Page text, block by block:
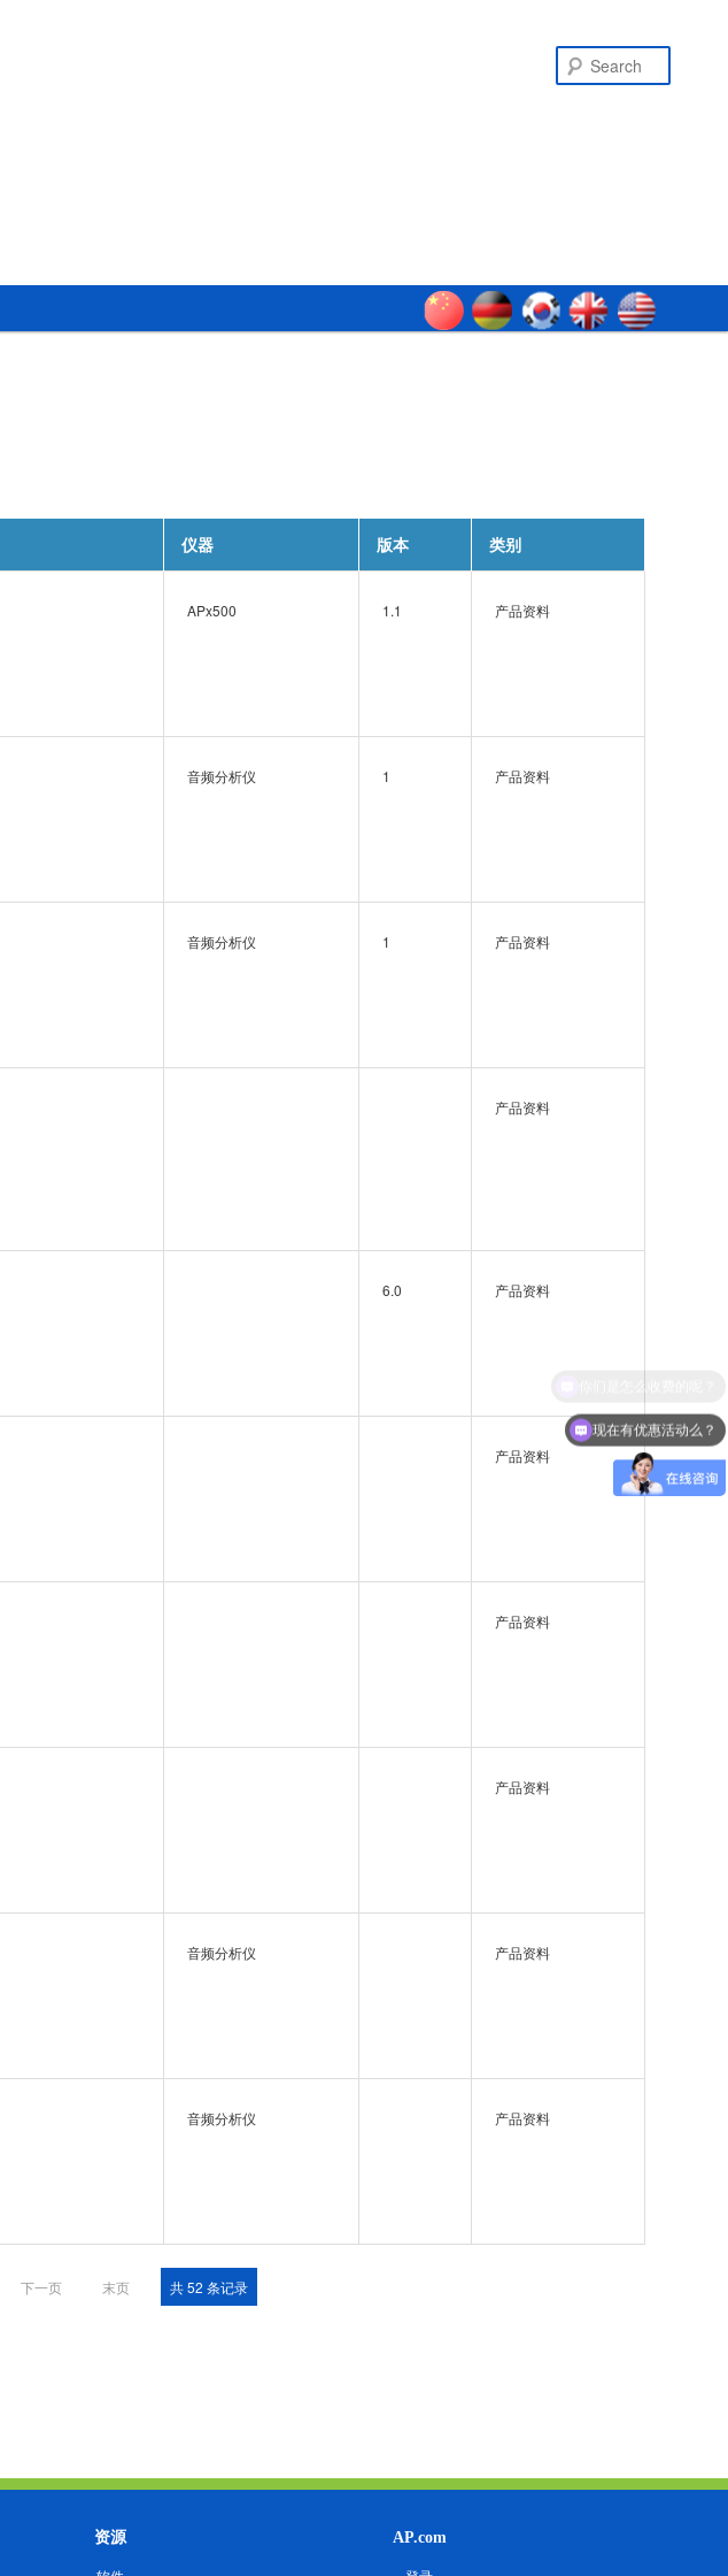
Search
仪器 版本 类别
APx500 1.1 产品资料
音频分析仪 1 产品资料
音频分析仪 1 产品资料
产品资料
6.0 产品资料
产品资料
产品资料
产品资料
音频分析仪 产品资料
音频分析仪 产品资料
下一页 末页 共 52 条记录
资源 AP.com
现在有优惠活动么？